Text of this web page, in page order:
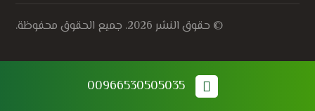
© حقوق النشر 2026. جميع الحقوق محفوظة.
00966530505035